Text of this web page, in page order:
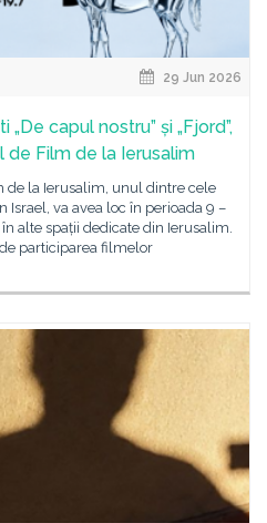
29 Jun 2026
capul nostru” și „Fjord”,
de Film de la Ierusalim
de la Ierusalim, unul dintre cele
va avea loc în perioada 9 –
alte spații dedicate din Ierusalim.
participarea filmelor